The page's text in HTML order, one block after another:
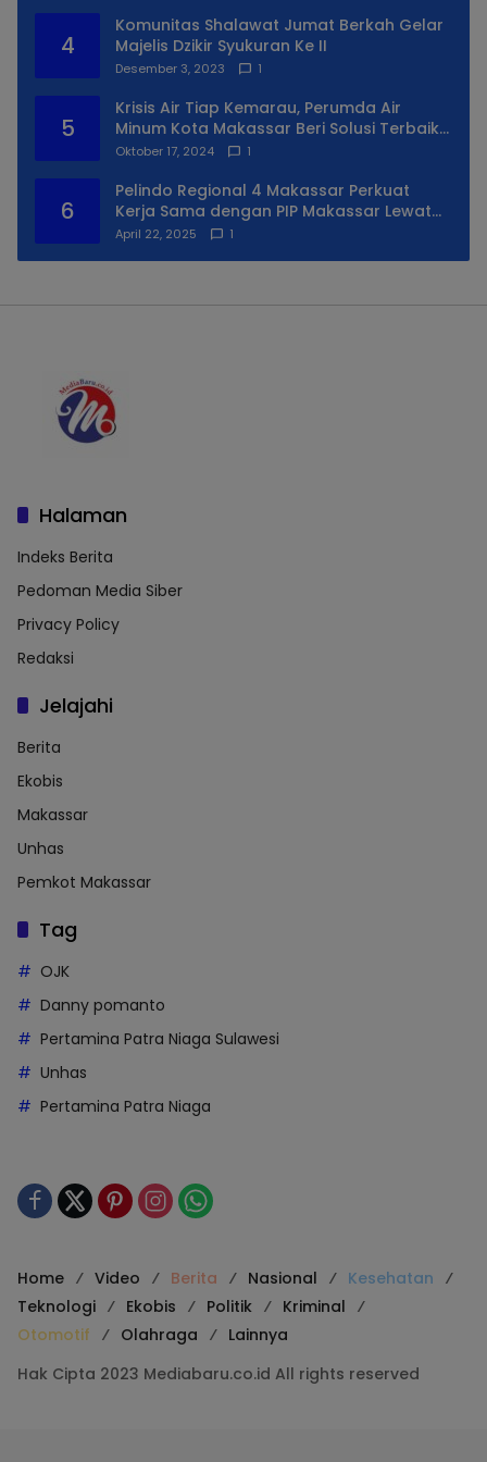
4
Komunitas Shalawat Jumat Berkah Gelar
Majelis Dzikir Syukuran Ke II
Desember 3, 2023 1
5
Krisis Air Tiap Kemarau, Perumda Air
Minum Kota Makassar Beri Solusi Terbaik
Untuk Daerah Utara Kota
Oktober 17, 2024 1
6
Pelindo Regional 4 Makassar Perkuat
Kerja Sama dengan PIP Makassar Lewat
Praktek Lapangan
April 22, 2025 1
Halaman
Indeks Berita
Pedoman Media Siber
Privacy Policy
Redaksi
Jelajahi
Berita
Ekobis
Makassar
Unhas
Pemkot Makassar
Tag
OJK
Danny pomanto
Pertamina Patra Niaga Sulawesi
Unhas
Pertamina Patra Niaga
Home Video Berita Nasional
Kesehatan
Teknologi
Ekobis Politik
Kriminal
Otomotif
Olahraga
Lainnya
Hak Cipta 2023 Mediabaru.co.id All rights reserved